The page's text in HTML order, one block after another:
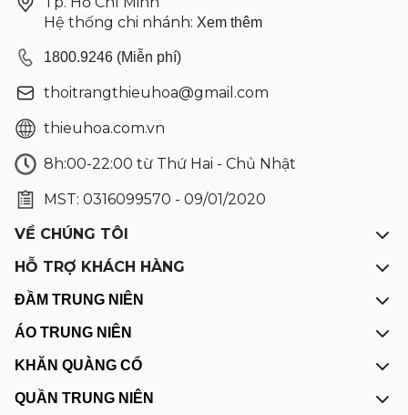
Hệ thống chi nhánh: Xem thêm
1800.9246 (Miễn phí)
thoitrangthieuhoa@gmail.com
thieuhoa.com.vn
8h:00-22:00 từ Thứ Hai - Chủ Nhật
MST: 0316099570 - 09/01/2020
VỀ CHÚNG TÔI
HỖ TRỢ KHÁCH HÀNG
ĐẦM TRUNG NIÊN
ÁO TRUNG NIÊN
KHĂN QUÀNG CỔ
QUẦN TRUNG NIÊN